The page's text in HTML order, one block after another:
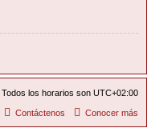
Todos los horarios son UTC+02:00
Conocer más
Contáctenos